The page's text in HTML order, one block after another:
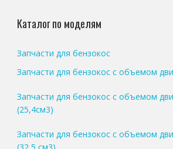
Каталог по моделям
Запчасти для бензокос
Запчасти для бензокос с объемом
Запчасти для бензокос с объемом
(25,4см3)
Запчасти для бензокос с объемом